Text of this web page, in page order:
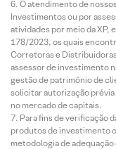
O atendimento de
Investimentos ou por
atividades por meio da XP,
178/2023, os quais
Corretoras e
assessor de investimento
gestão de patrimônio de
solicitar autorização prévia
no mercado de capitais.
Para fins de verificação
produtos de investimento
metodologia de